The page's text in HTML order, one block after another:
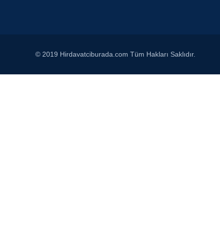
© 2019 Hirdavatciburada.com Tüm Hakları Saklıdır.